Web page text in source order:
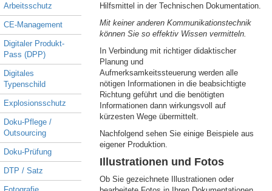
Arbeitsschutz
CE-Management
Digitaler Produkt-
Pass (DPP)
Digitales
Typenschild
Explosionsschutz
Doku-Pflege /
Outsourcing
Doku-Prüfung
DTP / Satz
Hilfsmittel in der Technischen Dokumentation.
Mit keiner anderen Kommunikationstechnik
können Sie so effektiv Wissen vermitteln.
In Verbindung mit richtiger didaktischer
Planung und
Aufmerksamkeitssteuerung werden alle
nötigen Informationen in die beabsichtigte
Richtung geführt und die benötigten
Informationen dann wirkungsvoll auf
kürzesten Wege übermittelt.
Nachfolgend sehen Sie einige Beispiele aus
eigener Produktion.
Illustrationen und Fotos
Ob Sie gezeichnete Illustrationen oder